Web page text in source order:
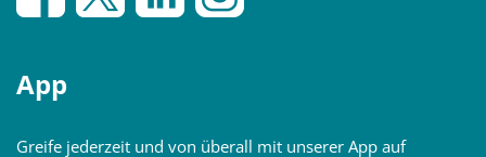
App
Greife jederzeit und von überall mit unserer App auf